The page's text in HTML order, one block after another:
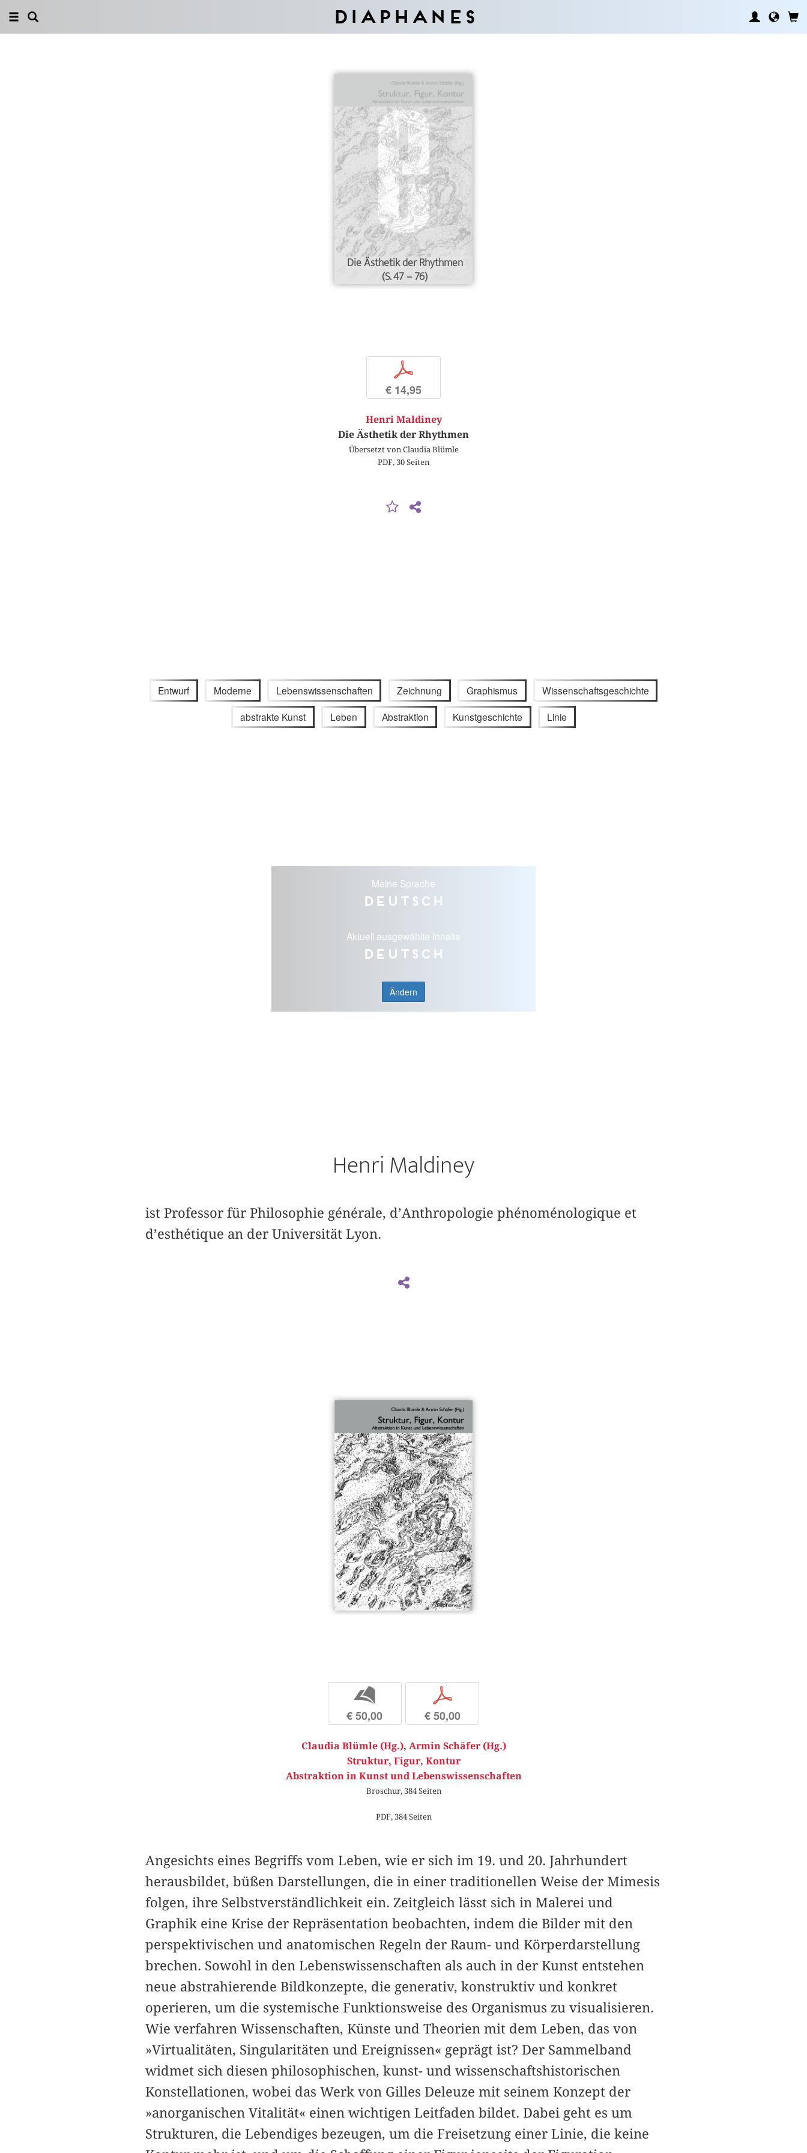
Diaphanes
Die Ästhetik der Rhythmen
(S. 47 – 76)
p
€ 14,95
Henri Maldiney
Die Ästhetik der Rhythmen
Übersetzt von Claudia Blümle
PDF, 30 Seiten
Entwurf Moderne Lebenswissenschaften Zeichnung Graphismus Wissenschaftsgeschichte
abstrakte Kunst Leben Abstraktion Kunstgeschichte Linie
Meine Sprache
Deutsch
Aktuell ausgewählte Inhalte
Deutsch
Ändern
Henri Maldiney
ist Professor für Philosophie générale, d’Anthropologie phénoménologique et
d’esthétique an der Universität Lyon.
b
€ 50,00
p
€ 50,00
Claudia Blümle (Hg.), Armin Schäfer (Hg.)
Struktur, Figur, Kontur
Abstraktion in Kunst und Lebenswissenschaften
Broschur, 384 Seiten
PDF, 384 Seiten
Angesichts eines Begriffs vom Leben, wie er sich im 19. und 20. Jahrhundert
herausbildet, büßen Darstellungen, die in einer traditionellen Weise der Mimesis
folgen, ihre Selbstverständlichkeit ein. Zeitgleich lässt sich in Malerei und
Graphik eine Krise der Repräsentation beobachten, indem die Bilder mit den
perspektivischen und anatomischen Regeln der Raum- und Körperdarstellung
brechen. Sowohl in den Lebenswissenschaften als auch in der Kunst entstehen
neue abstrahierende Bildkonzepte, die generativ, konstruktiv und konkret
operieren, um die systemische Funktionsweise des Organismus zu visualisieren.
Wie verfahren Wissenschaften, Künste und Theorien mit dem Leben, das von
»Virtualitäten, Singularitäten und Ereignissen« geprägt ist? Der Sammelband
widmet sich diesen philosophischen, kunst- und wissenschaftshistorischen
Konstellationen, wobei das Werk von Gilles Deleuze mit seinem Konzept der
»anorganischen Vitalität« einen wichtigen Leitfaden bildet. Dabei geht es um
Strukturen, die Lebendiges bezeugen, um die Freisetzung einer Linie, die keine